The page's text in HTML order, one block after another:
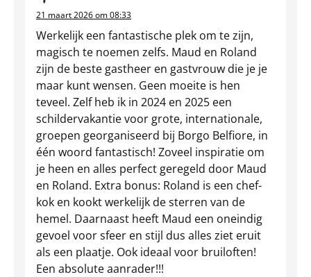
21 maart 2026 om 08:33
Werkelijk een fantastische plek om te zijn,
magisch te noemen zelfs. Maud en Roland
zijn de beste gastheer en gastvrouw die je je
maar kunt wensen. Geen moeite is hen
teveel. Zelf heb ik in 2024 en 2025 een
schildervakantie voor grote, internationale,
groepen georganiseerd bij Borgo Belfiore, in
één woord fantastisch! Zoveel inspiratie om
je heen en alles perfect geregeld door Maud
en Roland. Extra bonus: Roland is een chef-
kok en kookt werkelijk de sterren van de
hemel. Daarnaast heeft Maud een oneindig
gevoel voor sfeer en stijl dus alles ziet eruit
als een plaatje. Ook ideaal voor bruiloften!
Een absolute aanrader!!!